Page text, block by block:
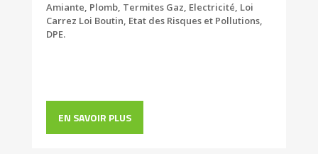
Amiante, Plomb, Termites Gaz, Electricité, Loi
Carrez Loi Boutin, Etat des Risques et Pollutions,
DPE.
EN SAVOIR PLUS